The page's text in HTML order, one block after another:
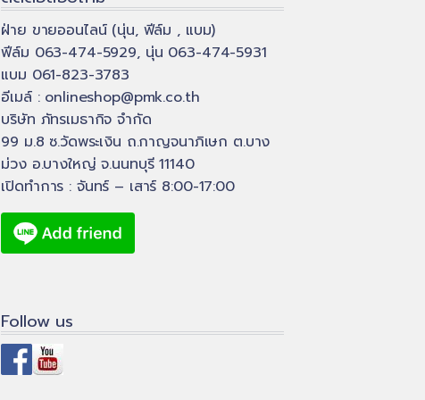
ฝ่าย ขายออนไลน์ (นุ่น, ฟีล์ม , แบม)
ฟีล์ม 063-474-5929, นุ่น 063-474-5931
แบม 061-823-3783
อีเมล์ : onlineshop@pmk.co.th
บริษัท ภัทรเมธากิจ จำกัด
99 ม.8 ซ.วัดพระเงิน ถ.กาญจนาภิเษก ต.บาง
ม่วง อ.บางใหญ่ จ.นนทบุรี 11140
เปิดทำการ : จันทร์ – เสาร์ 8:00-17:00
Follow us